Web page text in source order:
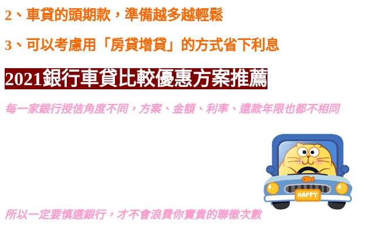
2、車貸的頭期款，準備越多越輕鬆
3、可以考慮用「房貸增貸」的方式省下利息
2021銀行車貸比較優惠方案推薦
每一家銀行授信角度不同，方案、金額、利率、還款年限也都不相同
所以一定要慎選銀行，才不會浪費你寶貴的聯徵次數